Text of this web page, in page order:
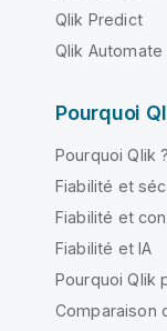
Qlik Predict
Qlik Automate
Pourquoi
Pourquoi Qlik ?
Fiabilité et
Fiabilité et
Fiabilité et IA
Pourquoi Qlik
Comparaison